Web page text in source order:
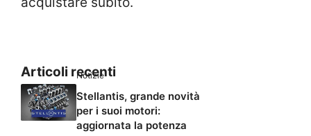
Articoli recenti
Notizie
Stellantis, grande novità
per i suoi motori:
aggiornata la potenza